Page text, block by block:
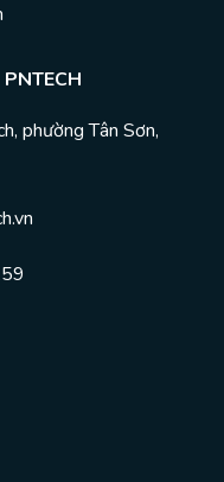
phường Tân Sơn,